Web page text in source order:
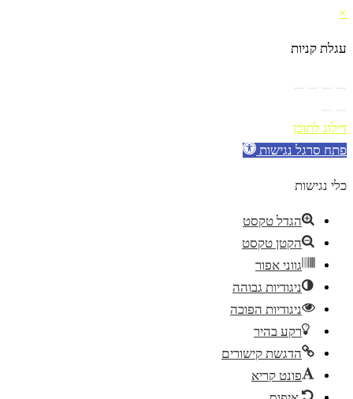
×
עגלת קניות
דילוג לתוכן
פתח סרגל נגישות
כלי נגישות
הגדל טקסט
הקטן טקסט
גווני אפור
ניגודיות גבוהה
ניגודיות הפוכה
רקע בהיר
הדגשת קישורים
פונט קריא